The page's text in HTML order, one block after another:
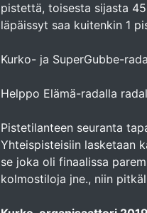
pistettä, toisesta sijasta
läpäissyt saa kuitenkin 1
Kurko- ja SuperGubbe-
Helppo Elämä-radalla
Pistetilanteen seuranta
Yhteispisteisiin lasketaan
se joka oli finaalissa
kolmostiloja jne., niin